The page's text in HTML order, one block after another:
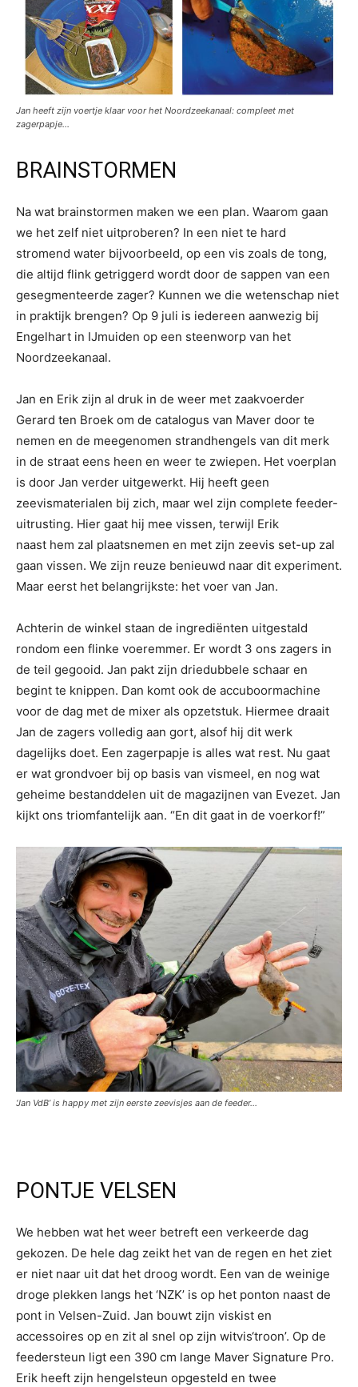
Jan heeft zijn voertje klaar voor het Noordzeekanaal: compleet met
zagerpapje…
BRAINSTORMEN
Na wat brainstormen maken we een plan. Waarom gaan
we het zelf niet uitproberen? In een niet te hard
stromend water bijvoorbeeld, op een vis zoals de tong,
die altijd flink getriggerd wordt door de sappen van een
gesegmenteerde zager? Kunnen we die wetenschap niet
in praktijk brengen? Op 9 juli is iedereen aanwezig bij
Engelhart in IJmuiden op een steenworp van het
Noordzeekanaal.
Jan en Erik zijn al druk in de weer met zaakvoerder
Gerard ten Broek om de catalogus van Maver door te
nemen en de meegenomen strandhengels van dit merk
in de straat eens heen en weer te zwiepen. Het voerplan
is door Jan verder uitgewerkt. Hij heeft geen
zeevismaterialen bij zich, maar wel zijn complete feeder-
uitrusting. Hier gaat hij mee vissen, terwijl Erik
naast hem zal plaatsnemen en met zijn zeevis set-up zal
gaan vissen. We zijn reuze benieuwd naar dit experiment.
Maar eerst het belangrijkste: het voer van Jan.
Achterin de winkel staan de ingrediënten uitgestald
rondom een flinke voeremmer. Er wordt 3 ons zagers in
de teil gegooid. Jan pakt zijn driedubbele schaar en
begint te knippen. Dan komt ook de accuboormachine
voor de dag met de mixer als opzetstuk. Hiermee draait
Jan de zagers volledig aan gort, alsof hij dit werk
dagelijks doet. Een zagerpapje is alles wat rest. Nu gaat
er wat grondvoer bij op basis van vismeel, en nog wat
geheime bestanddelen uit de magazijnen van Evezet. Jan
kijkt ons triomfantelijk aan. “En dit gaat in de voerkorf!”
‘Jan VdB’ is happy met zijn eerste zeevisjes aan de feeder…
PONTJE VELSEN
We hebben wat het weer betreft een verkeerde dag
gekozen. De hele dag zeikt het van de regen en het ziet
er niet naar uit dat het droog wordt. Een van de weinige
droge plekken langs het ‘NZK’ is op het ponton naast de
pont in Velsen-Zuid. Jan bouwt zijn viskist en
accessoires op en zit al snel op zijn witvis‘troon’. Op de
feedersteun ligt een 390 cm lange Maver Signature Pro.
Erik heeft zijn hengelsteun opgesteld en twee